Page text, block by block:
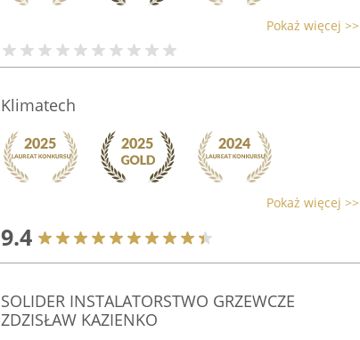
Pokaż więcej >>
Klimatech
Pokaż więcej >>
9.4
SOLIDER INSTALATORSTWO GRZEWCZE
ZDZISŁAW KAZIENKO